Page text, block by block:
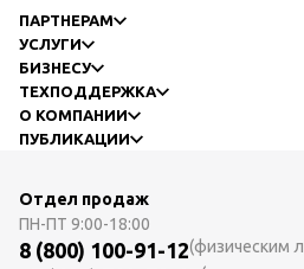
ПАРТНЕРАМ
УСЛУГИ
БИЗНЕСУ
ТЕХПОДДЕРЖКА
О КОМПАНИИ
ПУБЛИКАЦИИ
Отдел продаж
ПН-ПТ 9:00-18:00
8 (800) 100-91-12(физическим